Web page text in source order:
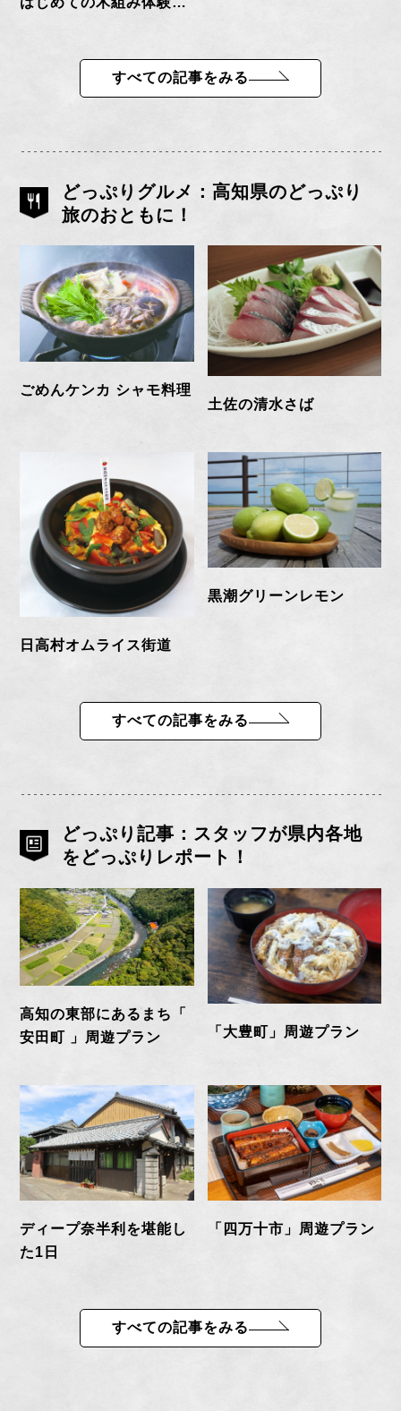
すべての記事をみる
どっぷりグルメ：高知県のどっぷり
旅のおともに！
ごめんケンカ シャモ料理
土佐の清水さば
日高村オムライス街道
黒潮グリーンレモン
すべての記事をみる
どっぷり記事：スタッフが県内各地
をどっぷりレポート！
高知の東部にあるまち「
安田町 」周遊プラン
「大豊町」周遊プラン
ディープ奈半利を堪能し
た1日
「四万十市」周遊プラン
すべての記事をみる